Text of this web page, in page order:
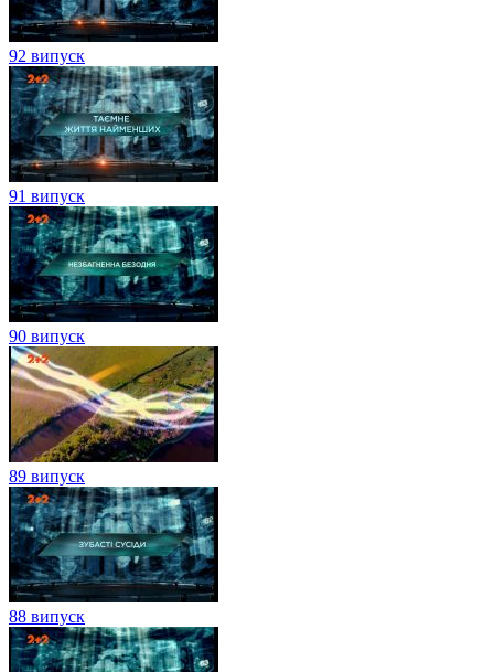
92 випуск
91 випуск
90 випуск
89 випуск
88 випуск